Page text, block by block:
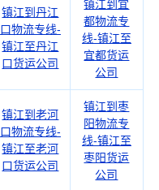
镇江到丹江
口物流专线-
镇江至丹江
口货运公司
镇江到宜
都物流专
线-镇江至
宜都货运
公司
镇江到老河
口物流专线-
镇江至老河
口货运公司
镇江到枣
阳物流专
线-镇江至
枣阳货运
公司